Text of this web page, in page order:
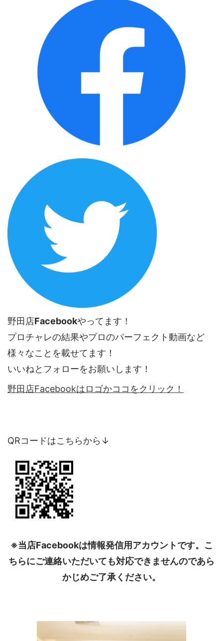
野田店Facebookやってます！
プロチャレの結果やプロのパーフェクト動画など
様々なことを載せてます！
いいねとフォローをお願いします！
野田店Facebookはロゴかココをクリック！
QRコードはこちらから↓
※当店Facebookは情報発信用アカウントです。こ
ちらにご連絡いただいても対応できませんのであら
かじめご了承ください。